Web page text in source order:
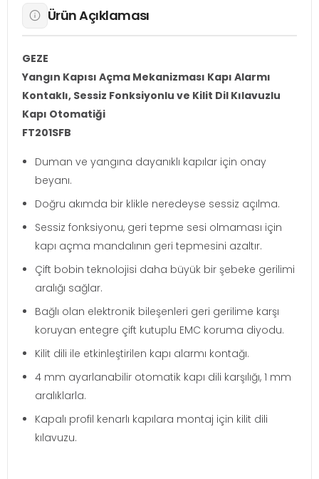
Ürün Açıklaması
GEZE
Yangın Kapısı Açma Mekanizması Kapı Alarmı
Kontaklı, Sessiz Fonksiyonlu ve Kilit Dil Kılavuzlu
Kapı Otomatiği
FT201SFB
Duman ve yangına dayanıklı kapılar için onay
beyanı.
Doğru akımda bir klikle neredeyse sessiz açılma.
Sessiz fonksiyonu, geri tepme sesi olmaması için
kapı açma mandalının geri tepmesini azaltır.
Çift bobin teknolojisi daha büyük bir şebeke gerilimi
aralığı sağlar.
Bağlı olan elektronik bileşenleri geri gerilime karşı
koruyan entegre çift kutuplu EMC koruma diyodu.
Kilit dili ile etkinleştirilen kapı alarmı kontağı.
4 mm ayarlanabilir otomatik kapı dili karşılığı, 1 mm
aralıklarla.
Kapalı profil kenarlı kapılara montaj için kilit dili
kılavuzu.